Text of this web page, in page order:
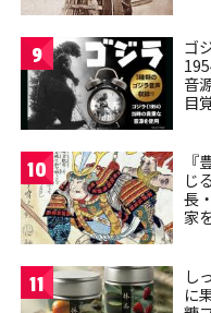
9
ゴ
音
目
10
『
じ
長
家
11
し
に